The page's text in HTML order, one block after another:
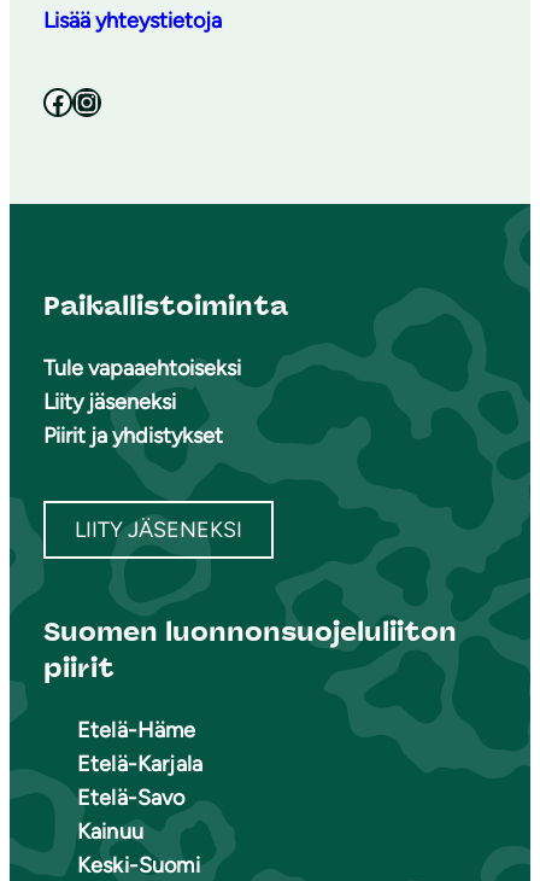
Lisää yhteystietoja
Facebook Instagram
Paikallistoiminta
Tule vapaaehtoiseksi
Liity jäseneksi
Piirit ja yhdistykset
LIITY JÄSENEKSI
Suomen luonnonsuojeluliiton
piirit
Etelä-Häme
Etelä-Karjala
Etelä-Savo
Kainuu
Keski-Suomi